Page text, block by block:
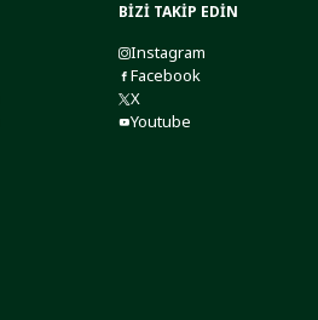
BİZİ TAKİP EDİN
Instagram
Facebook
X
Youtube